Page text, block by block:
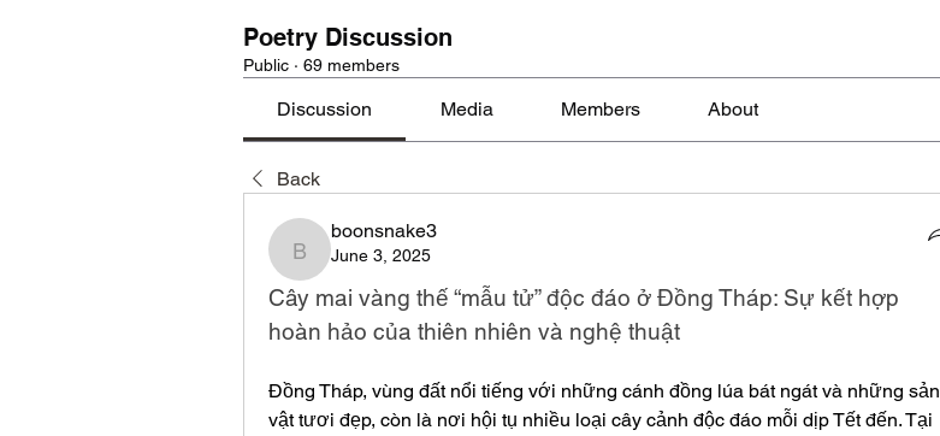
Poetry Discussion
Public · 69 members
Discussion Media Members About
Back
boonsnake3
boonsnake3
June 3, 2025
Cây mai vàng thế “mẫu tử” độc đáo ở Đồng Tháp: Sự kết hợp
hoàn hảo của thiên nhiên và nghệ thuật
Đồng Tháp, vùng đất nổi tiếng với những cánh đồng lúa bát ngát và những sản
vật tươi đẹp, còn là nơi hội tụ nhiều loại cây cảnh độc đáo mỗi dịp Tết đến. Tại